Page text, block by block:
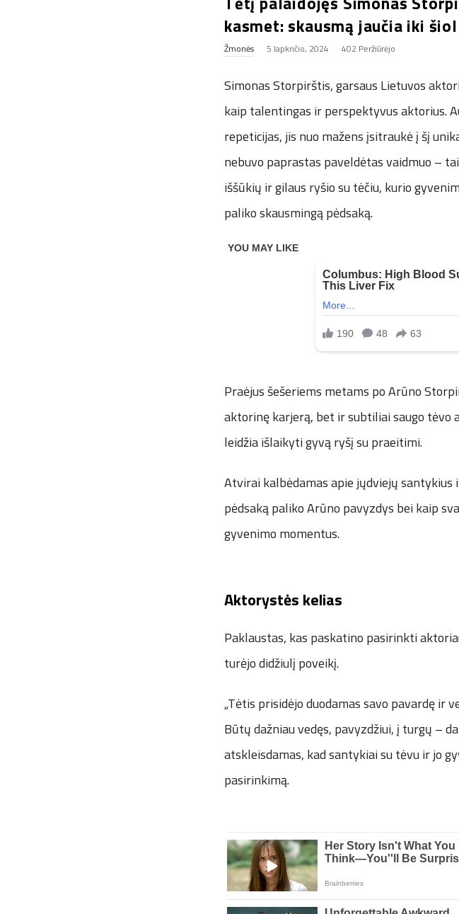
kasmet: skausmą jaučia iki šiol
Žmonės 5 lapkričio, 2024 402 Peržiūrėjo
Simonas Storpirštis, garsaus Lietuvos
kaip talentingas ir perspektyvus aktorius.
repeticijas, jis nuo mažens įsitraukė į šį
nebuvo paprastas paveldėtas vaidmuo –
iššūkių ir gilaus ryšio su tėčiu, kurio
paliko skausmingą pėdsaką.
Praėjus šešeriems metams po Arūno
aktorinę karjerą, bet ir subtiliai saugo tėvo
leidžia išlaikyti gyvą ryšį su praeitimi.
Atvirai kalbėdamas apie jųdviejų
pėdsaką paliko Arūno pavyzdys bei kaip
gyvenimo momentus.
Aktorystės kelias
Paklaustas, kas paskatino pasirinkti
turėjo didžiulį poveikį.
„Tėtis prisidėjo duodamas savo pavardę ir
Būtų dažniau vedęs, pavyzdžiui, į turgų –
atskleisdamas, kad santykiai su tėvu ir jo
pasirinkimą.